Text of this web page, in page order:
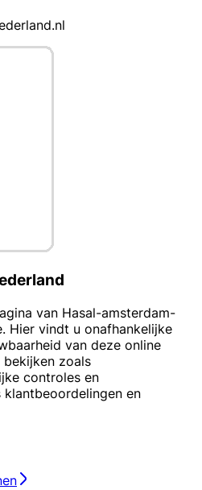
van Hasal-amsterdam-
Hier vindt u onafhankelijke
van deze online
zoals
controles en
en